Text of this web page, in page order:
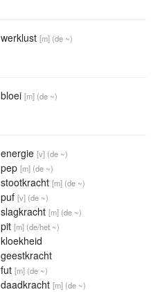
werklust [m] (de ~)
bloei [m] (de ~)
energie [v] (de ~)
pep [m] (de ~)
stootkracht [m] (de ~)
puf [v] (de ~)
slagkracht [m] (de ~)
pit [m] (de/het ~)
kloekheid
geestkracht
fut [m] (de ~)
daadkracht [m] (de ~)